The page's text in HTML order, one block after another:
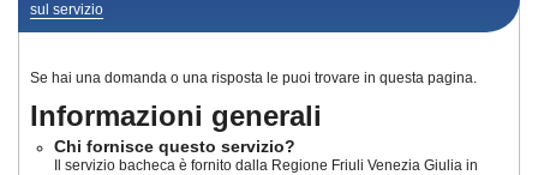
sul servizio
Se hai una domanda o una risposta le puoi trovare in questa pagina.
Informazioni generali
Chi fornisce questo servizio?
Il servizio bacheca è fornito dalla Regione Friuli Venezia Giulia in